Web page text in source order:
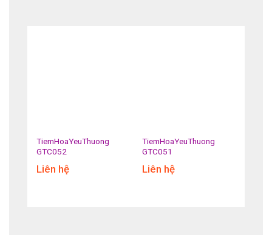
TiemHoaYeuThuong
GTC052
Liên hệ
TiemHoaYeuThuong
GTC051
Liên hệ